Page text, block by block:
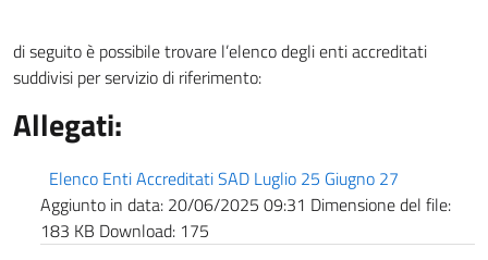
di seguito è possibile trovare l’elenco degli enti accreditati
suddivisi per servizio di riferimento:
Allegati:
Elenco Enti Accreditati SAD Luglio 25 Giugno 27
Aggiunto in data: 20/06/2025 09:31 Dimensione del file:
183 KB Download: 175